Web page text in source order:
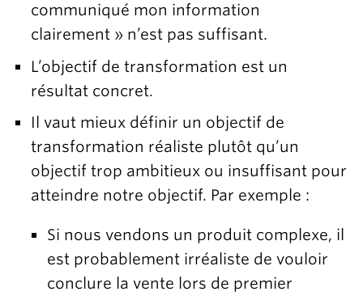
communiqué mon information
clairement » n’est pas suffisant.
L’objectif de transformation est un
résultat concret.
Il vaut mieux définir un objectif de
transformation réaliste plutôt qu’un
objectif trop ambitieux ou insuffisant pour
atteindre notre objectif. Par exemple :
Si nous vendons un produit complexe, il
est probablement irréaliste de vouloir
conclure la vente lors de premier